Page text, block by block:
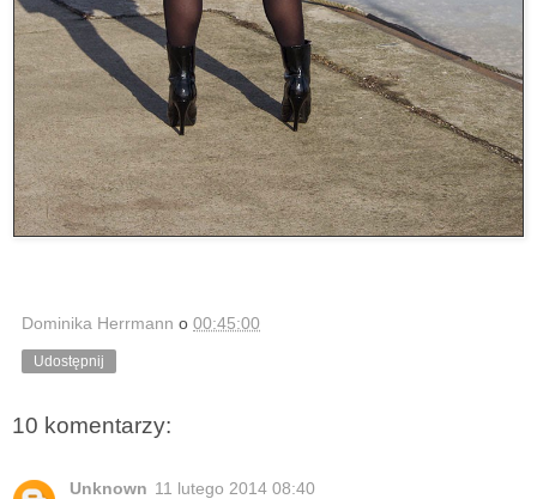
Dominika Herrmann o 00:45:00
Udostępnij
10 komentarzy:
Unknown 11 lutego 2014 08:40